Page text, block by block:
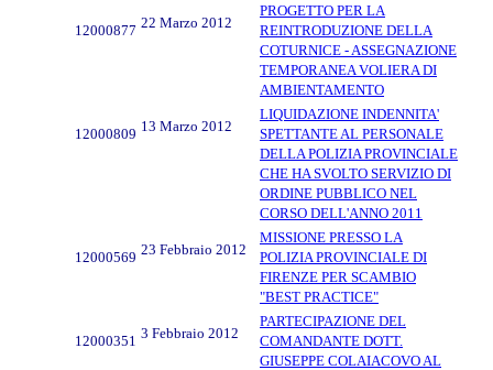
12000877 22 Marzo 2012
PROGETTO PER LA
REINTRODUZIONE DELLA
COTURNICE - ASSEGNAZIONE
TEMPORANEA VOLIERA DI
AMBIENTAMENTO
12000809 13 Marzo 2012
LIQUIDAZIONE INDENNITA'
SPETTANTE AL PERSONALE
DELLA POLIZIA PROVINCIALE
CHE HA SVOLTO SERVIZIO DI
ORDINE PUBBLICO NEL
CORSO DELL'ANNO 2011
12000569 23 Febbraio 2012
MISSIONE PRESSO LA
POLIZIA PROVINCIALE DI
FIRENZE PER SCAMBIO
"BEST PRACTICE"
12000351 3 Febbraio 2012
PARTECIPAZIONE DEL
COMANDANTE DOTT.
GIUSEPPE COLAIACOVO AL